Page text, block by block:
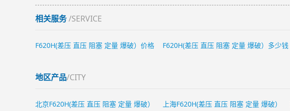
相关服务/SERVICE
F620H(差压 直压 阻塞 定量 爆破）价格 F620H(差压 直压 阻塞 定量 爆破）多少钱
地区产品/CITY
北京F620H(差压 直压 阻塞 定量 爆破） 上海F620H(差压 直压 阻塞 定量 爆破）